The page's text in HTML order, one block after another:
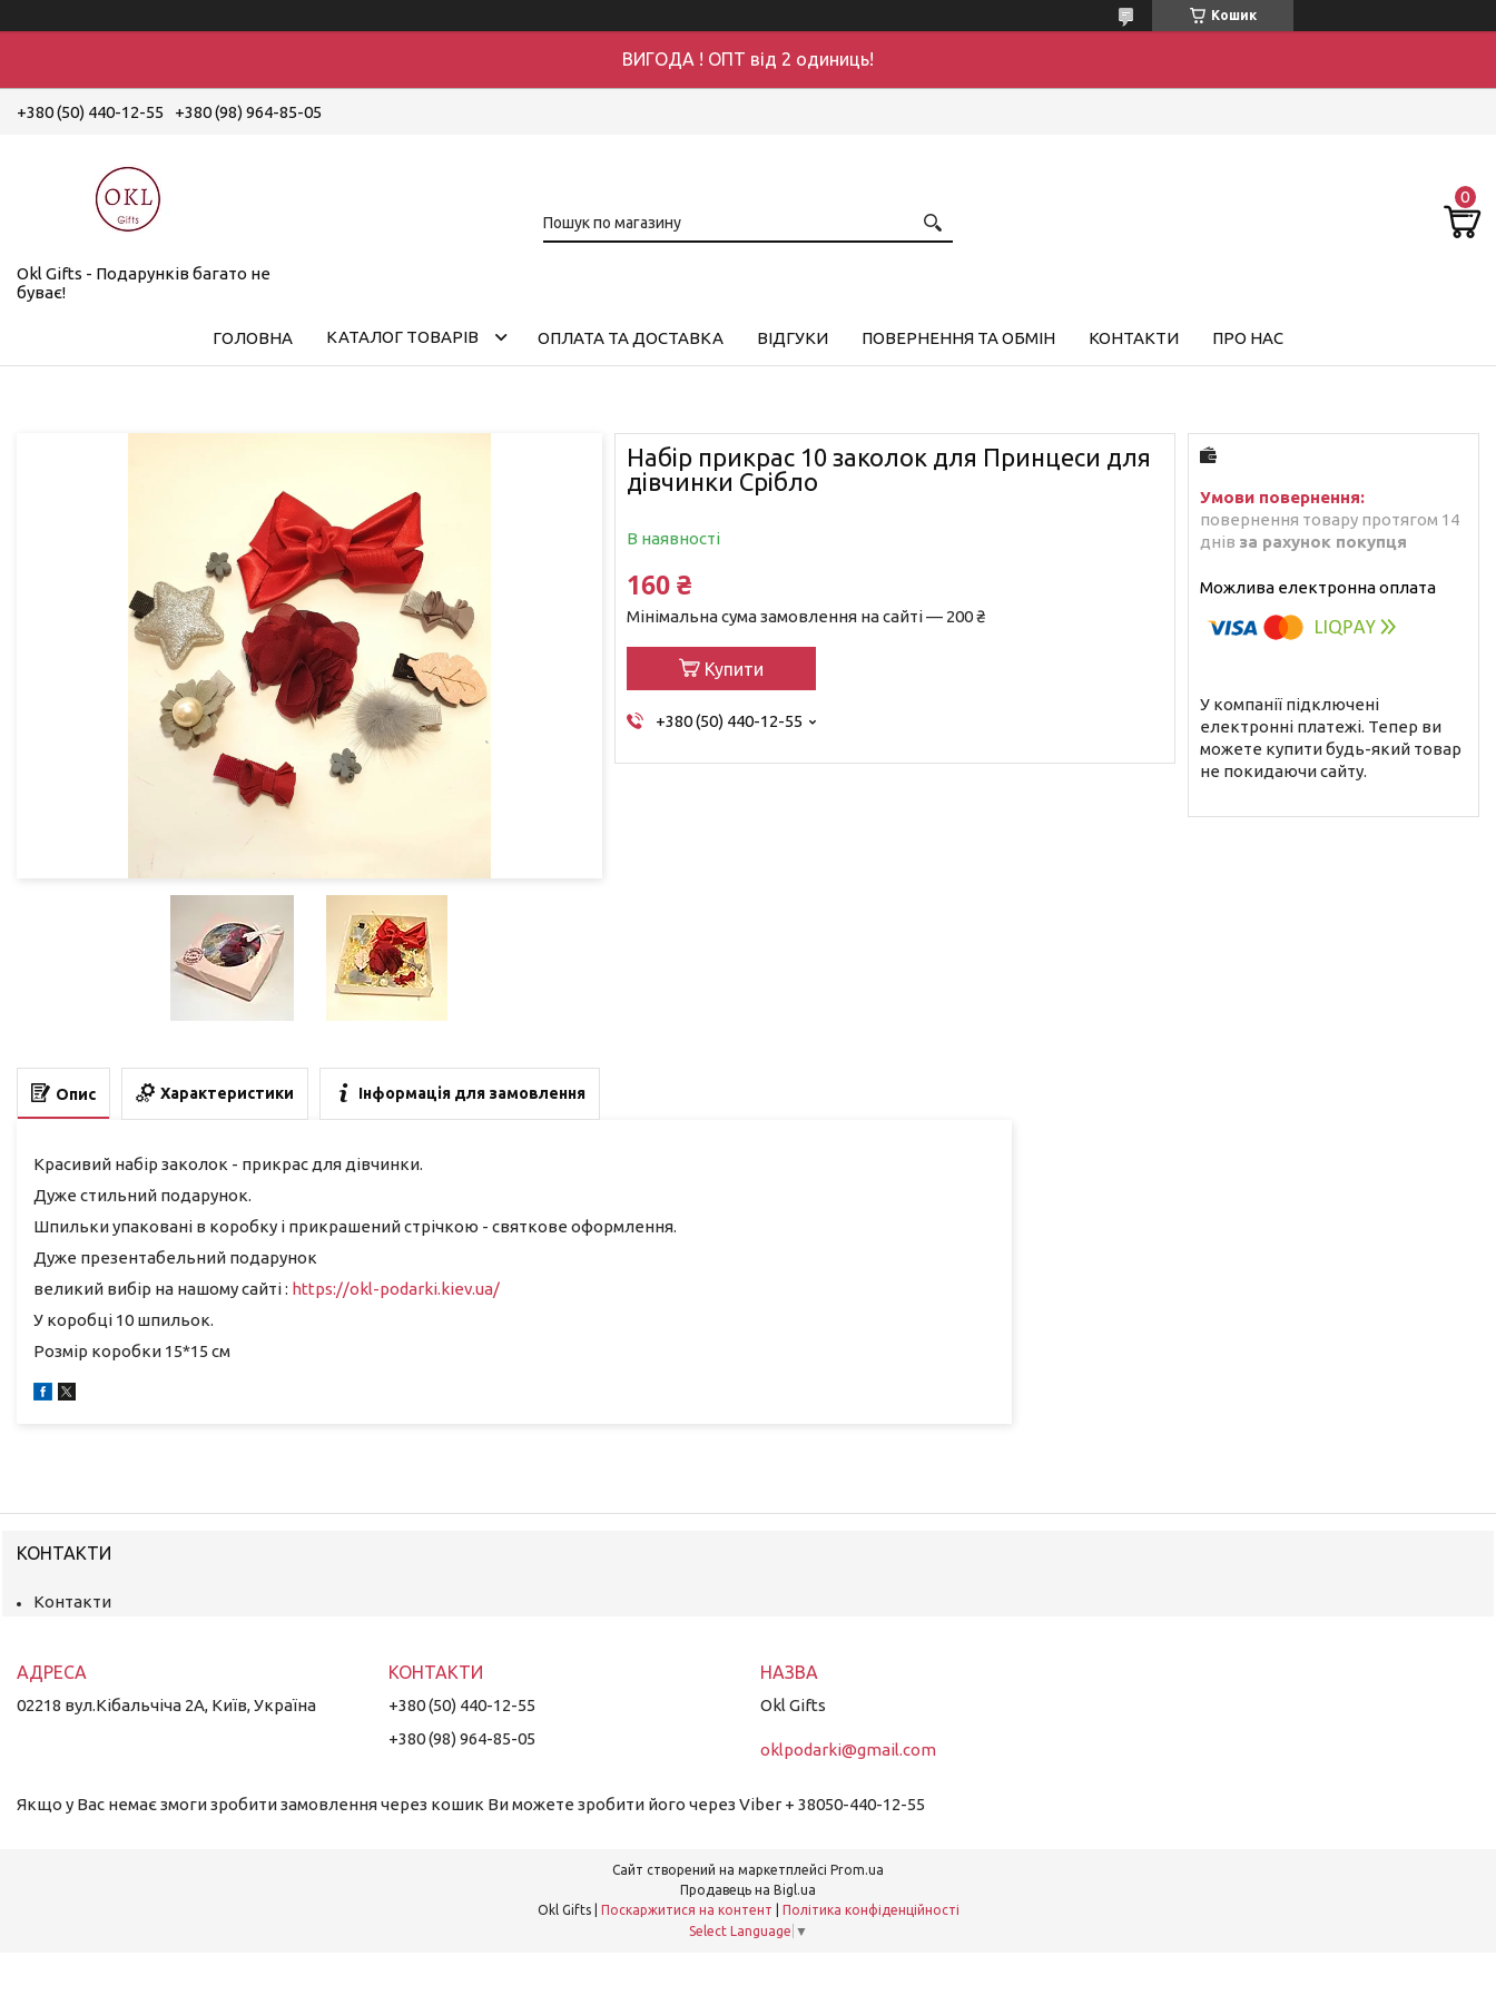
Кошик
ВИГОДА ! ОПТ від 2 одиниць!
+380 (50) 440-12-55 +380 (98) 964-85-05
Okl Gifts - Подарунків багато не
буває!
ГОЛОВНА КАТАЛОГ ТОВАРІВ ОПЛАТА ТА ДОСТАВКА ВІДГУКИ ПОВЕРНЕННЯ ТА ОБМІН КОНТАКТИ ПРО НАС
Набір прикрас 10 заколок для Принцеси для
дівчинки Срібло
В наявності
160 ₴
Мінімальна сума замовлення на сайті — 200 ₴
Купити
+380 (50) 440-12-55
повернення товару протягом 14
днів за рахунок покупця
У компанії підключені
електронні платежі. Тепер ви
можете купити будь-який товар
не покидаючи сайту.
Опис Характеристики Інформація для замовлення
Красивий набір заколок - прикрас для дівчинки.
Дуже стильний подарунок.
Шпильки упаковані в коробку і прикрашений стрічкою - святкове оформлення.
Дуже презентабельний подарунок
великий вибір на нашому сайті : https://okl-podarki.kiev.ua/
У коробці 10 шпильок.
Розмір коробки 15*15 см
КОНТАКТИ
Контакти
02218 вул.Кібальчіча 2А, Київ, Україна
+380 (50) 440-12-55
+380 (98) 964-85-05
Okl Gifts
oklpodarki@gmail.com
Якщо у Вас немає змоги зробити замовлення через кошик Ви можете зробити його через Viber + 38050-440-12-55
Сайт створений на маркетплейсі Prom.ua
Продавець на Bigl.ua
Поскаржитися на контент
Політика конфіденційності
Select Language ▼